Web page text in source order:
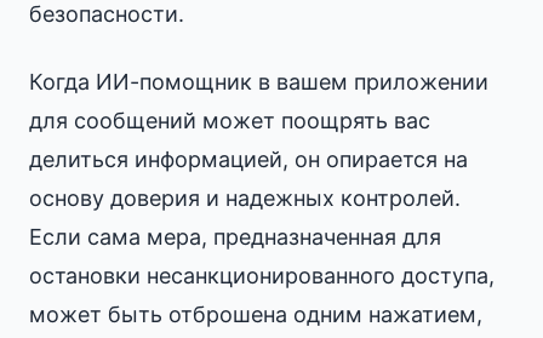
безопасности.
Когда ИИ-помощник в вашем приложении
для сообщений может поощрять вас
делиться информацией, он опирается на
основу доверия и надежных контролей.
Если сама мера, предназначенная для
остановки несанкционированного доступа,
может быть отброшена одним нажатием,